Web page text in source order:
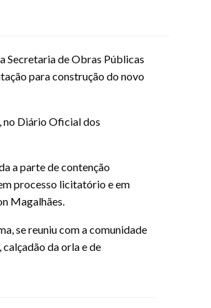
Secretaria de Obras Públicas
para construção do novo
no Diário Oficial dos
a parte de contenção
processo licitatório e em
Magalhães.
se reuniu com a comunidade
da orla e de